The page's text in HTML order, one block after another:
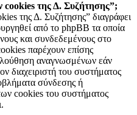
της Δ. Συζήτησης”;
της Δ. Συζήτησης” διαγράφει
από το phpBB τα οποία
και συνδεδεμένους στο
παρέχουν επίσης
αναγνωσμένων εάν
διαχειριστή του συστήματος
σύνδεσης ή
cookies του συστήματος